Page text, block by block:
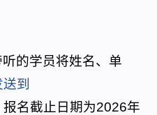
的学员将姓名、单
到
报名截止日期为2026年